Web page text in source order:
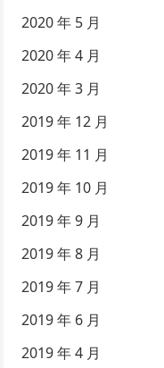
2020 年 5 月
2020 年 4 月
2020 年 3 月
2019 年 12 月
2019 年 11 月
2019 年 10 月
2019 年 9 月
2019 年 8 月
2019 年 7 月
2019 年 6 月
2019 年 4 月